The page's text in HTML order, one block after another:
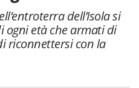
dell’Isola si
ogni età che armati di
riconnettersi con la